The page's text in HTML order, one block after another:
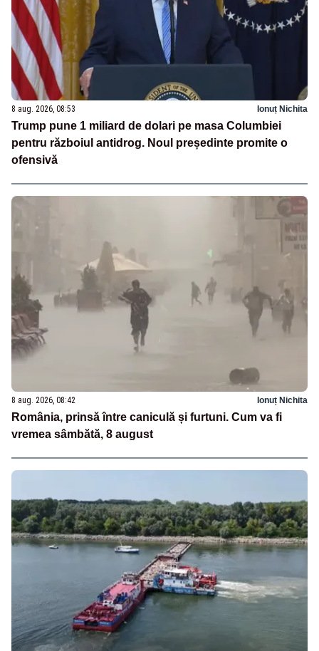
8 aug. 2026, 08:53 Ionuț Nichita
Trump pune 1 miliard de dolari pe masa Columbiei
pentru războiul antidrog. Noul președinte promite o
ofensivă
8 aug. 2026, 08:42 Ionuț Nichita
România, prinsă între caniculă și furtuni. Cum va fi
vremea sâmbătă, 8 august